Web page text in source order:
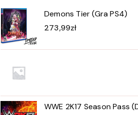
Demons Tier (Gra PS4)
273,99zł
WWE 2K17 Season Pass